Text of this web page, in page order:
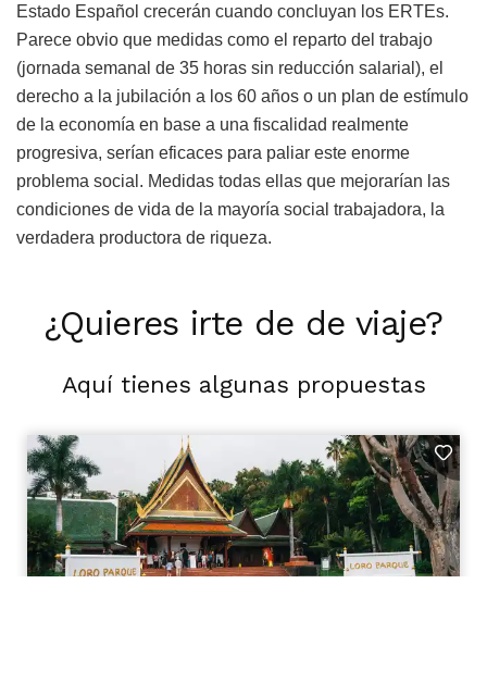
Estado Español crecerán cuando concluyan los ERTEs.
Parece obvio que medidas como el reparto del trabajo
(jornada semanal de 35 horas sin reducción salarial), el
derecho a la jubilación a los 60 años o un plan de estímulo
de la economía en base a una fiscalidad realmente
progresiva, serían eficaces para paliar este enorme
problema social. Medidas todas ellas que mejorarían las
condiciones de vida de la mayoría social trabajadora, la
verdadera productora de riqueza.
¿Quieres irte de de viaje?
Aquí tienes algunas propuestas